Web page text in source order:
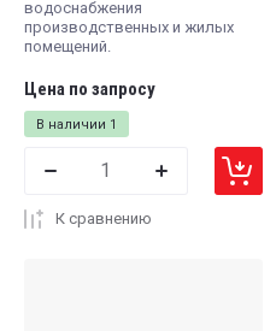
водоснабжения
производственных и жилых
помещений.
В наличии 1
Цена по запросу
К сравнению